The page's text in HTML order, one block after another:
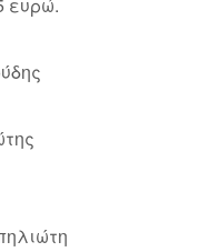
ευρώ.